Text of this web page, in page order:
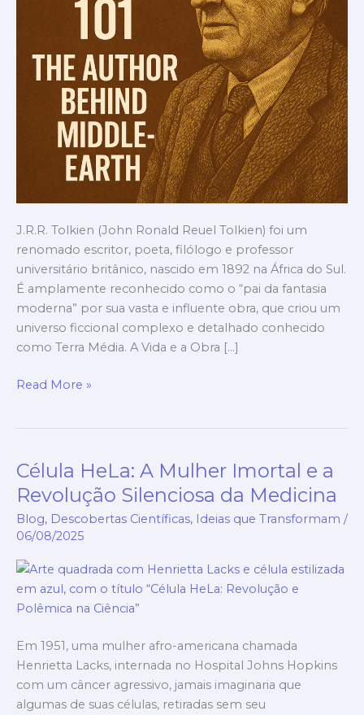
J.R.R. Tolkien (John Ronald Reuel Tolkien) foi um
renomado escritor, poeta, filólogo e professor
universitário britânico, nascido em 1892 na África do Sul.
É amplamente reconhecido como o “pai da fantasia
moderna” por sua vasta e influente obra, que criou um
universo ficcional complexo e detalhado conhecido
como Terra Média. A Vida e a Obra […]
Read More »
Célula HeLa: A Mulher Imortal e a
Revolução Silenciosa da Medicina
Blog, Descobertas Científicas, Ideias que Transformam /
06/08/2025
Em 1951, uma mulher afro-americana chamada
Henrietta Lacks, internada no Hospital Johns Hopkins
com um câncer agressivo, jamais imaginaria que
algumas de suas células, retiradas sem seu
Célula
HeLa:
A
Mulher
Imortal
e
a
Revolução
da
Medicina